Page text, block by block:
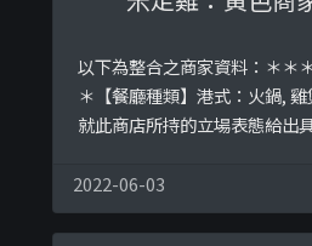
以下為整合之商家資料：＊＊
＊【餐廳種類】港式：火鍋,
就此商店所持的立場表態給出
專門店自創黃金芝士雞煲、火
打鮮製丸餃-旺角彌敦道761號
灣渣甸街50號渣甸中心3樓觀
2022-06-03